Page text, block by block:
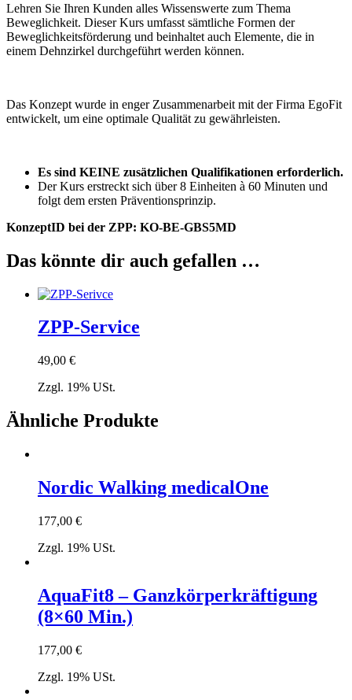
Lehren Sie Ihren Kunden alles Wissenswerte zum Thema
Beweglichkeit. Dieser Kurs umfasst sämtliche Formen der
Beweglichkeitsförderung und beinhaltet auch Elemente, die in
einem Dehnzirkel durchgeführt werden können.
Das Konzept wurde in enger Zusammenarbeit mit der Firma EgoFit
entwickelt, um eine optimale Qualität zu gewährleisten.
Es sind KEINE zusätzlichen Qualifikationen erforderlich.
Der Kurs erstreckt sich über 8 Einheiten à 60 Minuten und
folgt dem ersten Präventionsprinzip.
KonzeptID bei der ZPP: KO-BE-GBS5MD
Das könnte dir auch gefallen …
ZPP-Service
49,00 €
Zzgl. 19% USt.
Ähnliche Produkte
Nordic Walking medicalOne
177,00 €
Zzgl. 19% USt.
AquaFit8 – Ganzkörperkräftigung
(8×60 Min.)
177,00 €
Zzgl. 19% USt.